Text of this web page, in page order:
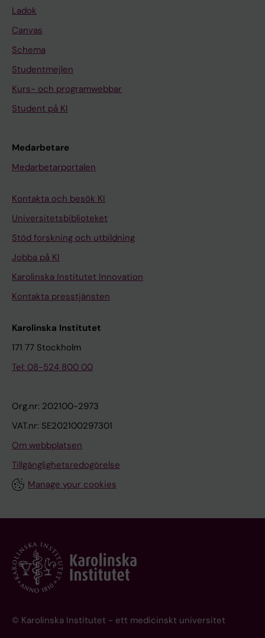
Ladok
Canvas
Schema
Studentmejlen
Kurs- och programwebbar
Student på KI
Medarbetare
Medarbetarportalen
Kontakta och besök KI
Universitetsbiblioteket
Stöd forskning och utbildning
Jobba på KI
Karolinska Institutet Innovation
Kontakta presstjänsten
Karolinska Institutet
171 77 Stockholm
Tel: 08-524 800 00
Org.nr: 202100-2973
VAT.nr: SE202100297301
Om webbplatsen
Tillgänglighetsredogörelse
Manage your cookies
© Karolinska Institutet - ett medicinskt universitet